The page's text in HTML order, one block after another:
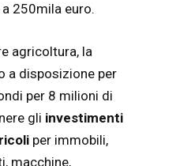
250mila euro.
agricoltura, la
a disposizione per
per 8 milioni di
gli investimenti
per immobili,
macchine,